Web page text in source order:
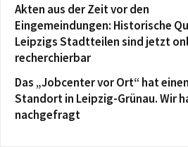
Akten aus der Zeit vor den
Eingemeindungen: Historische
Leipzigs Stadtteilen sind jetzt
recherchierbar
Das „Jobcenter vor Ort“ hat
Standort in Leipzig-Grünau. Wir
nachgefragt